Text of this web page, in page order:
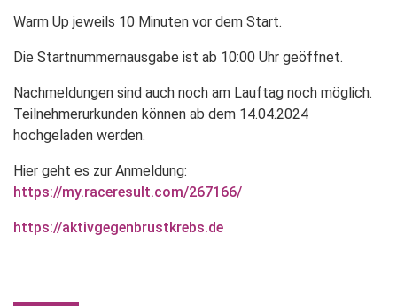
Warm Up jeweils 10 Minuten vor dem Start.
Die Startnummernausgabe ist ab 10:00 Uhr geöffnet.
Nachmeldungen sind auch noch am Lauftag noch möglich.
Teilnehmerurkunden können ab dem 14.04.2024
hochgeladen werden.
Hier geht es zur Anmeldung:
https://my.raceresult.com/267166/
https://aktivgegenbrustkrebs.de